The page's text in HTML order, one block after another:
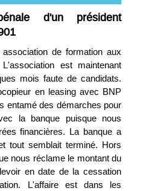
d'un président
de formation aux
est maintenant
mois faute de candidats.
en leasing avec BNP
entamé des démarches pour
la banque puisque nous
financières. La banque a
tout semblait terminé. Hors
nous réclame le montant du
en date de la cessation
L'affaire est dans les